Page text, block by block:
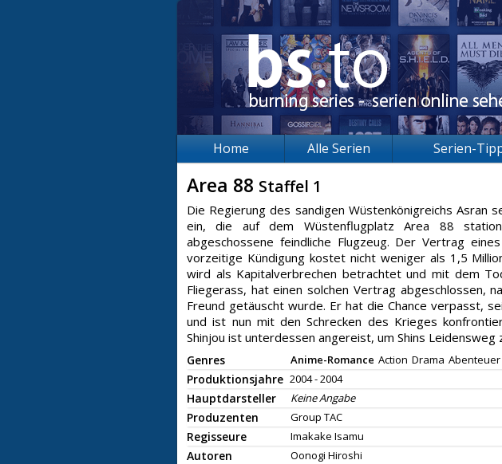
Home Alle Serien Serien-
Area 88 Staffel 1
Die Regierung des sandigen Wüstenkönigreichs Asran
ein, die auf dem Wüstenflugplatz Area 88
abgeschossene feindliche Flugzeug. Der Vertrag
vorzeitige Kündigung kostet nicht weniger als 1,5
wird als Kapitalverbrechen betrachtet und mit dem
Fliegerass, hat einen solchen Vertrag abgeschlossen,
Freund getäuscht wurde. Er hat die Chance verpasst,
und ist nun mit den Schrecken des Krieges
Shinjou ist unterdessen angereist, um Shins Leidensweg
Genres Anime-Romance Action Drama Abenteuer
Produktionsjahre 2004 - 2004
Hauptdarsteller Keine Angabe
Produzenten Group TAC
Regisseure Imakake Isamu
Autoren Oonogi Hiroshi